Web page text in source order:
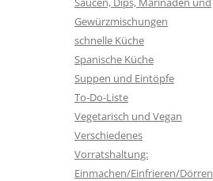
Gewürzmischungen
schnelle Küche
Spanische Küche
Suppen und Eintöpfe
To-Do-Liste
Vegetarisch und Vegan
Verschiedenes
Vorratshaltung:
Einmachen/Einfrieren/Dörren